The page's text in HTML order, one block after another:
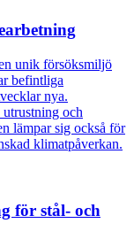
unik försöksmiljö
befintliga
nya.
och
lämpar sig också för
klimatpåverkan.
för stål- och